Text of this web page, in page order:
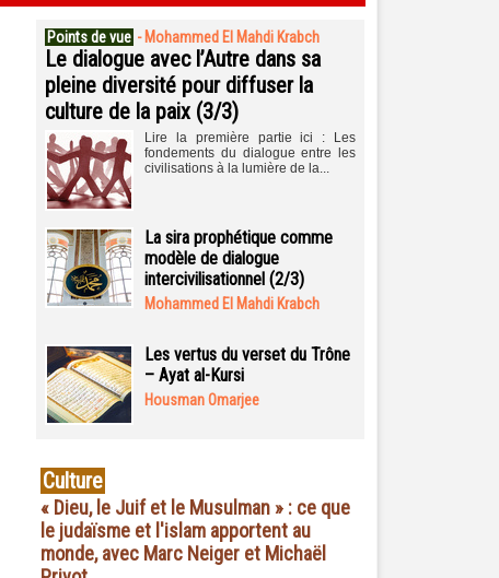
Points de vue - Mohammed El Mahdi Krabch
Le dialogue avec l’Autre dans sa
pleine diversité pour diffuser la
culture de la paix (3/3)
Lire la première partie ici : Les
fondements du dialogue entre les
civilisations à la lumière de la...
La sira prophétique comme
modèle de dialogue
intercivilisationnel (2/3)
Mohammed El Mahdi Krabch
Les vertus du verset du Trône
– Ayat al-Kursi
Housman Omarjee
Culture
« Dieu, le Juif et le Musulman » : ce que
le judaïsme et l'islam apportent au
monde, avec Marc Neiger et Michaël